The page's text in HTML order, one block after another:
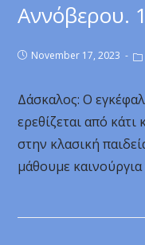
Αννόβερου.
November 17, 2023
Δάσκαλος: Ο
ερεθίζεται από
στην κλασική
μάθουμε